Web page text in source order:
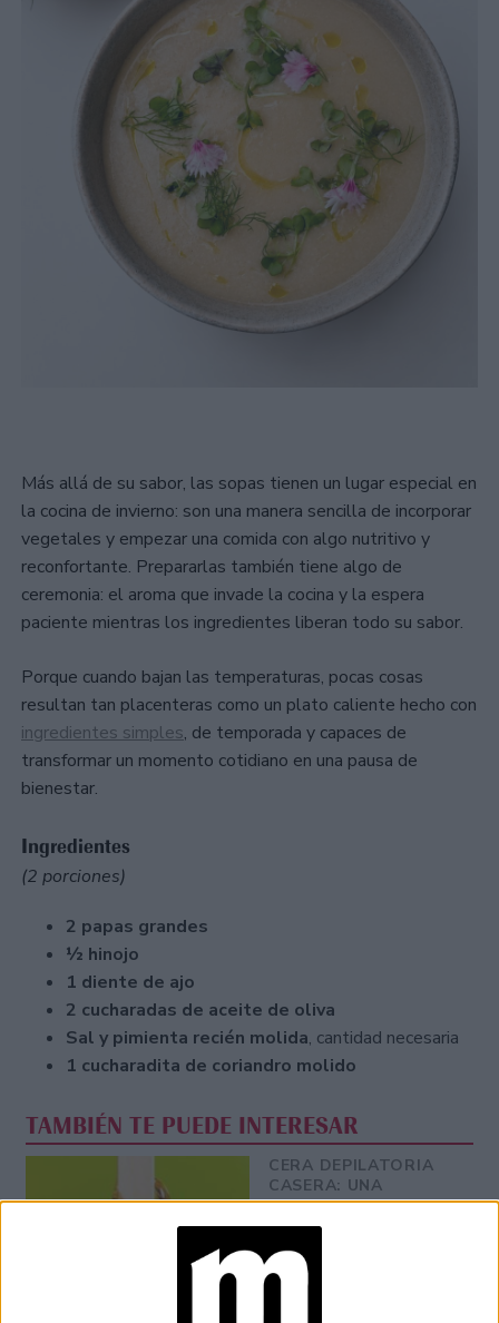
Más allá de su sabor, las sopas tienen un lugar especial en
la cocina de invierno: son una manera sencilla de incorporar
vegetales y empezar una comida con algo nutritivo y
reconfortante. Prepararlas también tiene algo de
ceremonia: el aroma que invade la cocina y la espera
paciente mientras los ingredientes liberan todo su sabor.
Porque cuando bajan las temperaturas, pocas cosas
resultan tan placenteras como un plato caliente hecho con
ingredientes simples, de temporada y capaces de
transformar un momento cotidiano en una pausa de
bienestar.
Ingredientes
(2 porciones)
2 papas grandes
½ hinojo
1 diente de ajo
2 cucharadas de aceite de oliva
Sal y pimienta recién molida, cantidad necesaria
1 cucharadita de coriandro molido
TAMBIÉN TE PUEDE INTERESAR
CERA DEPILATORIA
CASERA: UNA
RECETA SENCILLA A
BASE DE AZÚCAR